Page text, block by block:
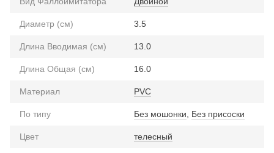
Диаметр (см) 3.5
Длина Вводимая (см) 13.0
Длина Общая (см) 16.0
Материал PVC
По типу Без мошонки Без присоски
Цвет телесный